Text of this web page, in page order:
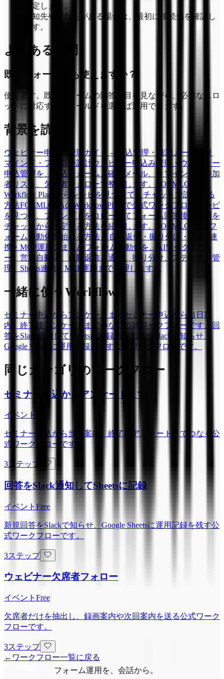
指定します。
通知先や記録先がある場合は、最初に接続先を確認し
ます。
よくある質問
既存フォームでも使えますか？
使えます。既存フォームの回答項目を見ながら、必要なスロ
ットに対応するフィールドを選べば運用できます。
背景を読む
ウェビナー申込み管理ガイド -- 申込管理・確認メール・リ
マインド・フォロー設計 ウェビナー申込み管理・ウェビナー
申込管理を、申込フォーム、確認メール、リマインド、参加
者リスト、欠席者フォローで整理します。
FORMLOVAの
Workflow Placeからレシピを見つけて、チャットで設定する
方法FORMLOVAのWorkflow Placeで公式ワークフローレシピ
を見つけ、プロンプトをコピーしてフォーム回答後の運用を
チャットから設定する方法を紹介します。
FORMLOVAでフ
ォーム自動化を始める方法 -- 自動返信・振り分け・Sheets連
携・MCP運用のまとめフォーム自動化を、AIワークフロ
ー、営業自動化、自動返信、通知、振り分け、ステータス管
理、Sheets連携、MCP運用まで整理します。
一緒に使うWorkflow
セミナー申込からアンケートまで
セミナー申込から当日案
内、終了後アンケートまでつなぐ公式ワークフローです。
回
答をSlack通知してSheetsに記録 新規回答をSlackで知らせ、
Google Sheetsに運用記録を残す公式ワークフローです。
同じカテゴリのワークフロー
セミナー申込からアンケートまで
イベント Free
セミナー申込から当日案内、終了後アンケートまでつなぐ公
式ワークフローです。
3ステップ
回答をSlack通知してSheetsに記録
イベント Free
新規回答をSlackで知らせ、Google Sheetsに運用記録を残す公
式ワークフローです。
3ステップ
ウェビナー欠席者フォロー
イベント Free
欠席者だけを抽出し、録画案内や次回案内を送る公式ワーク
フローです。
3ステップ
← ワークフロー一覧に戻る
フォーム運用を、会話から。